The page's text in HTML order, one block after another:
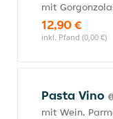
mit
12,90 €
inkl. Pfand (0,00 €)
Pasta Vino
mit Wein,